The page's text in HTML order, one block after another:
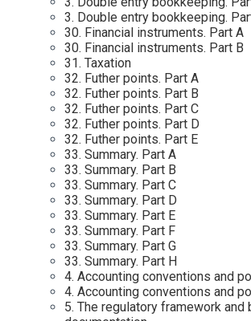
3. Double entry bookkeeping.
30. Financial instruments. Part A
30. Financial instruments. Part B
31. Taxation
32. Futher points. Part A
32. Futher points. Part B
32. Futher points. Part C
32. Futher points. Part D
32. Futher points. Part E
33. Summary. Part A
33. Summary. Part B
33. Summary. Part C
33. Summary. Part D
33. Summary. Part E
33. Summary. Part F
33. Summary. Part G
33. Summary. Part H
4. Accounting conventions and
4. Accounting conventions and
5. The regulatory framework and